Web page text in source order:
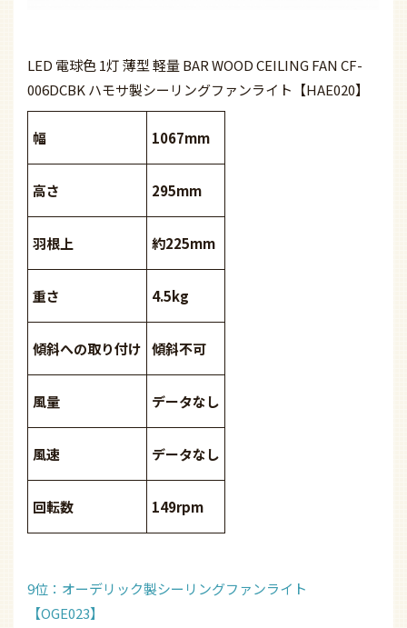
LED 電球色 1灯 薄型 軽量 BAR WOOD CEILING FAN CF-
006DCBK ハモサ製シーリングファンライト【HAE020】
幅 1067mm
高さ 295mm
羽根上 約225mm
重さ 4.5kg
傾斜への取り付け 傾斜不可
風量 データなし
風速 データなし
回転数 149rpm
9位：オーデリック製シーリングファンライト
【OGE023】